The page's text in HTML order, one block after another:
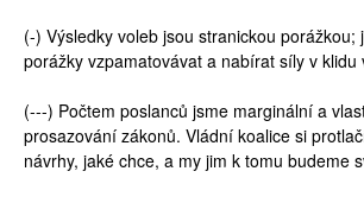
(-) Výsledky voleb jsou stranickou porážkou;
porážky vzpamatovávat a nabírat síly v klidu
(---) Počtem poslanců jsme marginální a
prosazování zákonů. Vládní koalice si
návrhy, jaké chce, a my jim k tomu budeme